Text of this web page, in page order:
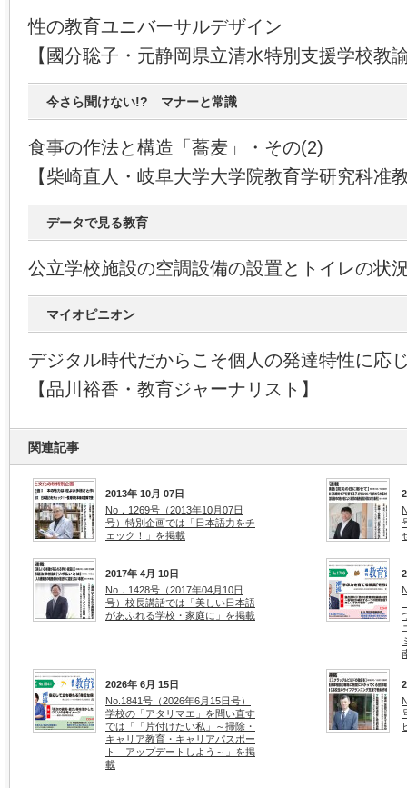
性の教育ユニバーサルデザイン
【國分聡子・元静岡県立清水特別支援学校教
今さら聞けない!? マナーと常識
食事の作法と構造「蕎麦」・その(2)
【柴崎直人・岐阜大学大学院教育学研究科准
データで見る教育
公立学校施設の空調設備の設置とトイレの状
マイオピニオン
デジタル時代だからこそ個人の発達特性に応
【品川裕香・教育ジャーナリスト】
関連記事
2013年 10月 07日
No．1269号（2013年10月07日
号）特別企画では「日本語力をチ
ェック！」を掲載
2017年 4月 10日
No．1428号（2017年04月10日
号）校長講話では「美しい日本語
があふれる学校・家庭に」を掲載
2026年 6月 15日
No.1841号（2026年6月15日号）
学校の「アタリマエ」を問い直す
では「「片付けたい私」～掃除・
キャリア教育・キャリアパスポー
ト アップデートしよう～」を掲
載